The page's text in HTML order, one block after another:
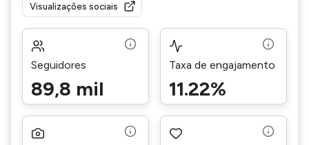
Visualizações sociais
Seguidores
89,8 mil
Taxa de engajamento
11.22%